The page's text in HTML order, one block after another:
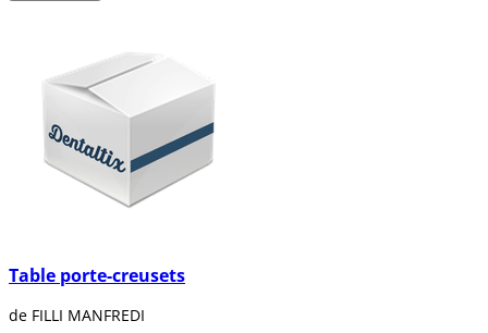
Table porte-creusets
de FILLI MANFREDI